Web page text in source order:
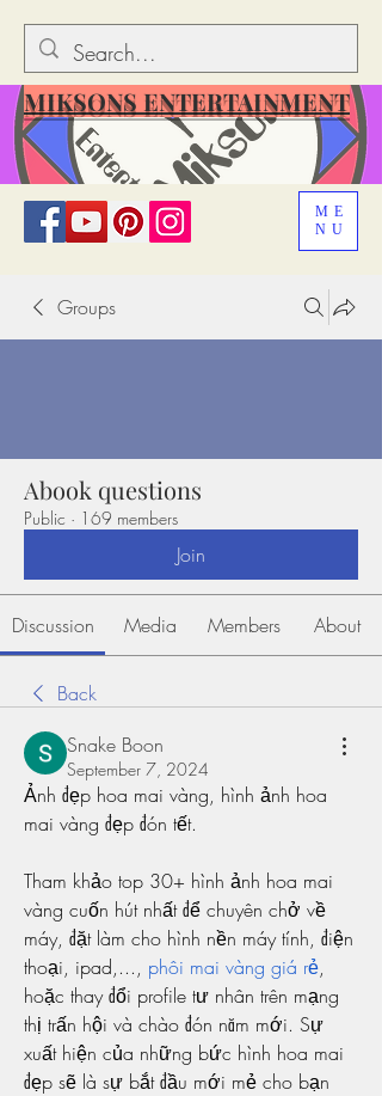
ME
NU
MIKSONS ENTERTAINMENT
Groups
Abook questions
Public · 169 members
Join
Discussion Media Members About
Back
Snake Boon
September 7, 2024
Ảnh đẹp hoa mai vàng, hình ảnh hoa
mai vàng đẹp đón tết.
Tham khảo top 30+ hình ảnh hoa mai
vàng cuốn hút nhất để chuyên chở về
máy, đặt làm cho hình nền máy tính, điện
thoại, ipad,..., phôi mai vàng giá rẻ,
hoặc thay đổi profile tư nhân trên mạng
thị trấn hội và chào đón năm mới. Sự
xuất hiện của những bức hình hoa mai
đẹp sẽ là sự bắt đầu mới mẻ cho bạn